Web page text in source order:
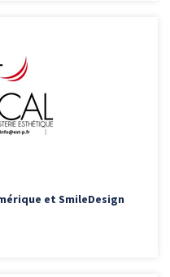
et SmileDesign